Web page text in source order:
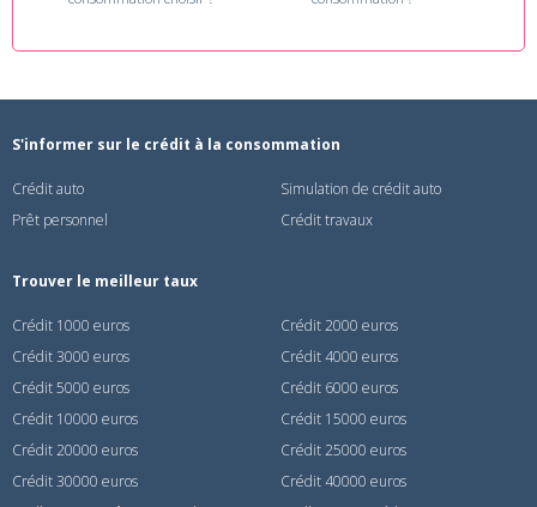
S'informer sur le crédit à la consommation
Crédit auto
Simulation de crédit auto
Prêt personnel
Crédit travaux
Trouver le meilleur taux
Crédit 1000 euros
Crédit 2000 euros
Crédit 3000 euros
Crédit 4000 euros
Crédit 5000 euros
Crédit 6000 euros
Crédit 10000 euros
Crédit 15000 euros
Crédit 20000 euros
Crédit 25000 euros
Crédit 30000 euros
Crédit 40000 euros